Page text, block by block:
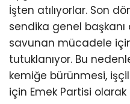
İşten atılıyorlar. Son
sendika genel başkanı
savunan mücadele
tutuklanıyor. Bu
kemiğe bürünmesi,
için Emek Partisi olarak